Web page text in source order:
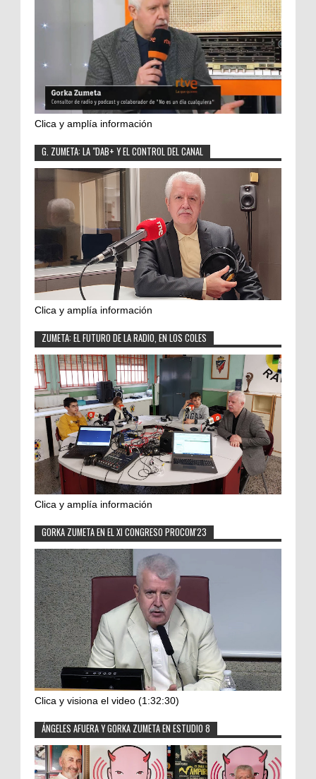
Clica y amplía información
G. ZUMETA: LA "DAB+ Y EL CONTROL DEL CANAL
Clica y amplía información
ZUMETA: EL FUTURO DE LA RADIO, EN LOS COLES
Clica y amplía información
GORKA ZUMETA EN EL XI CONGRESO PROCOM'23
Clica y visiona el video (1:32:30)
ÁNGELES AFUERA Y GORKA ZUMETA EN ESTUDIO 8